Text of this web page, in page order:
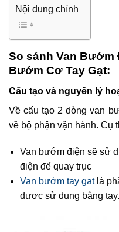
Nội dung chính
So sánh Van Bướm
Bướm Cơ Tay Gạt:
Cấu tạo và nguyên lý
Về cấu tạo 2 dòng van
về bộ phận vận hành. Cụ
Van bướm điện sẽ sử
điện để quay trục
Van bướm tay gạtlà
được sử dụng bằng tay.